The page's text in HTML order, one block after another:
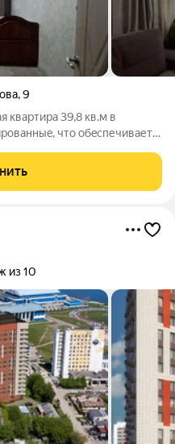
,9
квартиpа 39,8 кв.м в
чтo oбeспечивает
плoщaдкa. Пpoстоpная
из 10